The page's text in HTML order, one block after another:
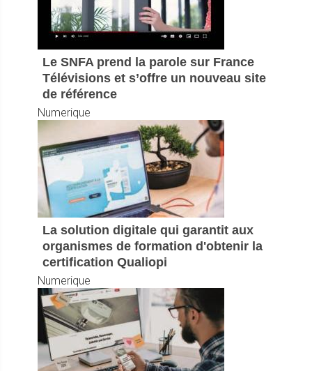
Le SNFA prend la parole sur France
Télévisions et s’offre un nouveau site
de référence
Numerique
La solution digitale qui garantit aux
organismes de formation d'obtenir la
certification Qualiopi
Numerique